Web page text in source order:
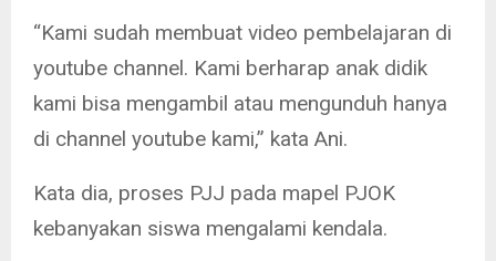
“Kami sudah membuat video pembelajaran di
youtube channel. Kami berharap anak didik
kami bisa mengambil atau mengunduh hanya
di channel youtube kami,” kata Ani.
Kata dia, proses PJJ pada mapel PJOK
kebanyakan siswa mengalami kendala.